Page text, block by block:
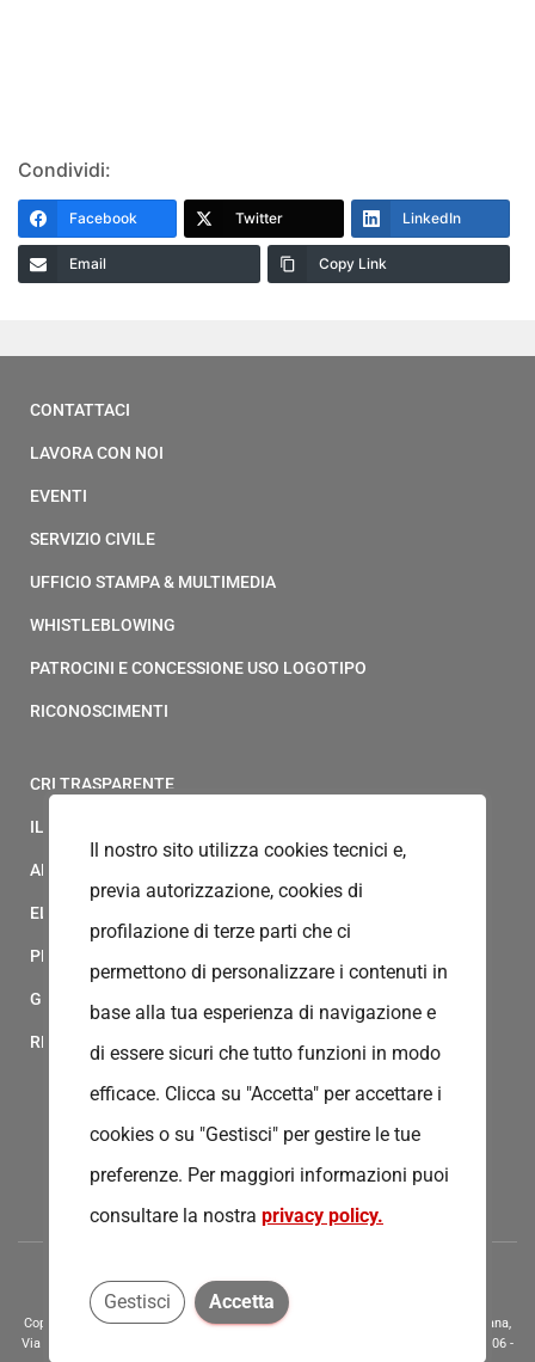
Condividi:
Facebook Twitter LinkedIn
Email Copy Link
CONTATTACI
LAVORA CON NOI
EVENTI
SERVIZIO CIVILE
UFFICIO STAMPA & MULTIMEDIA
WHISTLEBLOWING
PATROCINI E CONCESSIONE USO LOGOTIPO
RICONOSCIMENTI
CRI TRASPARENTE
IL MODELLO 231 DELLA CROCE ROSSA ITALIANA
ALBO FORNITORI
ELENCO AVVOCATI
PRIVACY
GESTIONALE GAIA
RED CLOUD
Copyright © 2020 - Tutti i diritti riservati - Associazione della Croce Rossa Italiana,
Via Bernardino Ramazzini 31 - 00151 - Roma, Tel.: 065510 - P.I. e C.F. 13669721006 -
Il nostro sito utilizza cookies tecnici e,
previa autorizzazione, cookies di
profilazione di terze parti che ci
permettono di personalizzare i contenuti in
base alla tua esperienza di navigazione e
di essere sicuri che tutto funzioni in modo
efficace. Clicca su "Accetta" per accettare i
cookies o su "Gestisci" per gestire le tue
preferenze. Per maggiori informazioni puoi
consultare la nostra privacy policy.
Accetta
Gestisci